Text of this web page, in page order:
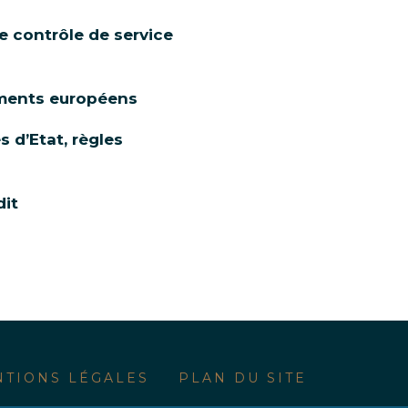
contrôle de service
européens
d’Etat, règles
LÉGALES PLAN DU SITE